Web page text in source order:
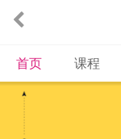
首页 课程